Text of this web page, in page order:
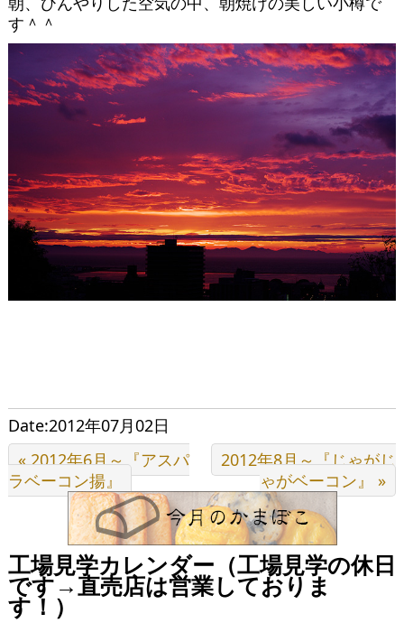
す＾＾
Date:2012年07月02日
« 2012年6月～『アスパ
ラベーコン揚』
2012年8月～『じゃがじ
ゃがベーコン』 »
工場見学カレンダー（工場見学の休日
です→直売店は営業しておりま
す！）